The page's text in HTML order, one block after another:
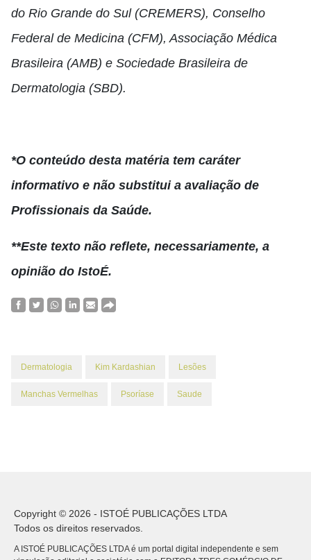
do Rio Grande do Sul (CREMERS), Conselho
Federal de Medicina (CFM), Associação Médica
Brasileira (AMB) e Sociedade Brasileira de
Dermatologia (SBD).
*O conteúdo desta matéria tem caráter
informativo e não substitui a avaliação de
Profissionais da Saúde.
**Este texto não reflete, necessariamente, a
opinião do IstoÉ.
Dermatologia Kim Kardashian Lesões
Manchas Vermelhas Psoríase Saude
Copyright © 2026 - ISTOÉ PUBLICAÇÕES LTDA
Todos os direitos reservados.
A ISTOÉ PUBLICAÇÕES LTDA é um portal digital independente e sem